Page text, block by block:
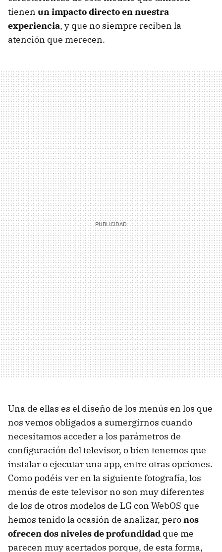
tienen un impacto directo en nuestra
experiencia, y que no siempre reciben la
atención que merecen.
Una de ellas es el diseño de los menús en los que
nos vemos obligados a sumergirnos cuando
necesitamos acceder a los parámetros de
configuración del televisor, o bien tenemos que
instalar o ejecutar una app, entre otras opciones.
Como podéis ver en la siguiente fotografía, los
menús de este televisor no son muy diferentes
de los de otros modelos de LG con WebOS que
hemos tenido la ocasión de analizar, peronos
ofrecen dos niveles de profundidad que me
parecen muy acertados porque, de esta forma,